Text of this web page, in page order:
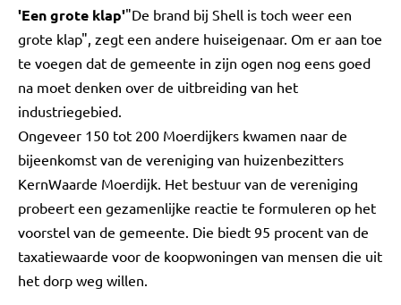
'Een grote klap'"De brand bij Shell is toch weer een
grote klap", zegt een andere huiseigenaar. Om er aan toe
te voegen dat de gemeente in zijn ogen nog eens goed
na moet denken over de uitbreiding van het
industriegebied.
Ongeveer 150 tot 200 Moerdijkers kwamen naar de
bijeenkomst van de vereniging van huizenbezitters
KernWaarde Moerdijk. Het bestuur van de vereniging
probeert een gezamenlijke reactie te formuleren op het
voorstel van de gemeente. Die biedt 95 procent van de
taxatiewaarde voor de koopwoningen van mensen die uit
het dorp weg willen.